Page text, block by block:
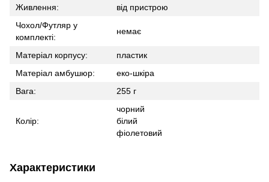
Живлення:
від пристрою
Чохол/Футляр у
комплекті:
немає
Матеріал корпусу:
пластик
Матеріал амбушюр:
еко-шкіра
Вага:
255 г
Колір:
чорний
білий
фіолетовий
Характеристики